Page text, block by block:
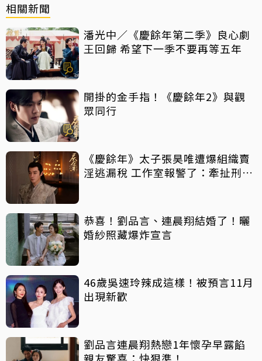
相關新聞
潘光中／《慶餘年第二季》良心劇
王回歸 希望下一季不要再等五年
開掛的金手指！《慶餘年2》與觀
眾同行
《慶餘年》太子張昊唯遭爆組織賣
淫逃漏稅 工作室報警了：牽扯刑事
恭喜！劉品言、連晨翔結婚了！曬
婚紗照藏爆炸宣言
46歲吳速玲辣成這樣！被預言11月
出現新歡
劉品言連晨翔熱戀1年懷孕早露餡